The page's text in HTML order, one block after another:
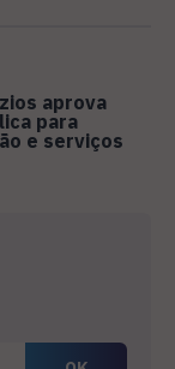
aprova
para
e serviços